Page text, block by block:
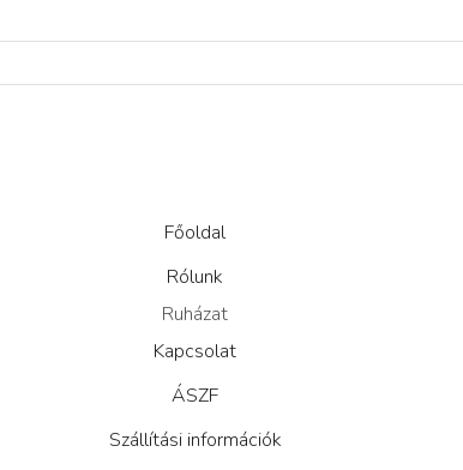
Főoldal
Rólunk
Ruházat
Kapcsolat
ÁSZF
Szállítási információk